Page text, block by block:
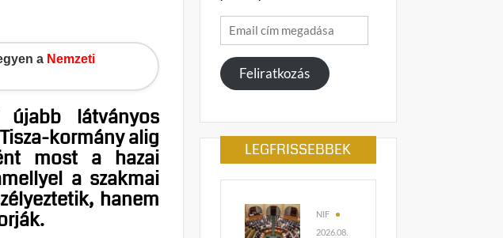
a Nemzeti
újabb látványos
kormány alig
most a hazai
a szakmai
hanem
Email
cím
megadása
Feliratkozás
LEGFRISSEBBEK
NIF
2026.08.